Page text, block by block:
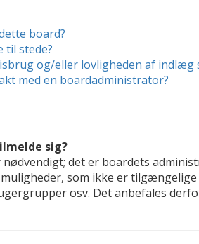
board?
til stede?
og/eller lovligheden af indlæg
med en boardadministrator?
sig?
det er boardets
som ikke er
osv. Det anbefales